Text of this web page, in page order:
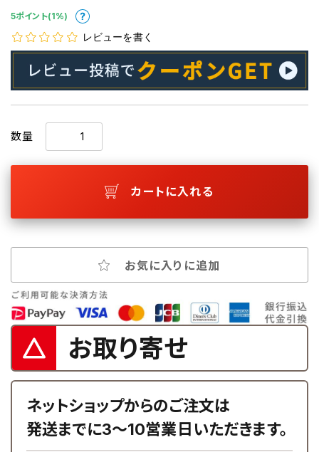
5ポイント(1%)
レビューを書く
数量
カートに入れる
お気に入りに追加
お取り寄せ
ネットショップからのご注文は
発送までに3～10営業日いただきます。